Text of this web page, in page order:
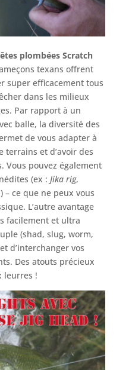
plombées Scratch
texans offrent
super efficacement tous
dans les milieux
Par rapport à un
balle, la diversité des
de vous adapter à
terrains et d’avoir des
Vous pouvez également
(ex : Jika rig,
– ce que ne peux vous
L’autre avantage
facilement et ultra
(shad, slug, worm,
d’interchanger vos
Des atouts précieux
leurres !